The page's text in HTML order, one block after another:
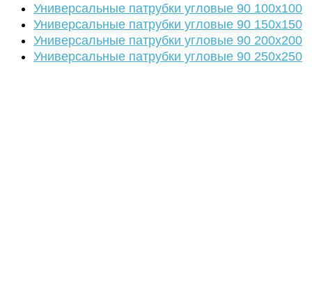
Универсальные патрубки угловые 90 100х100
Универсальные патрубки угловые 90 150х150
Универсальные патрубки угловые 90 200х200
Универсальные патрубки угловые 90 250х250